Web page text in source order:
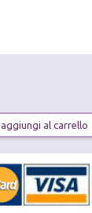
aggiungi al carrello